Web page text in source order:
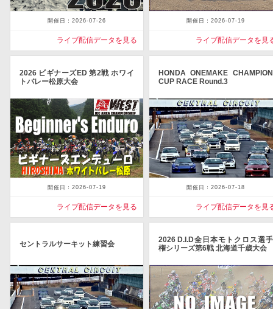
開催日：2026-07-26
ライブ配信データを見る
開催日：2026-07-19
ライブ配信データを見
2026 ビギナーズED 第2戦 ホワイ
トバレー松原大会
開催日：2026-07-19
ライブ配信データを見る
HONDA ONEMAKE CHAMPION
CUP RACE Round.3
開催日：2026-07-18
ライブ配信データを見
セントラルサーキット練習会
2026 D.I.D全日本モトクロス選手
権シリーズ第6戦 北海道千歳大会